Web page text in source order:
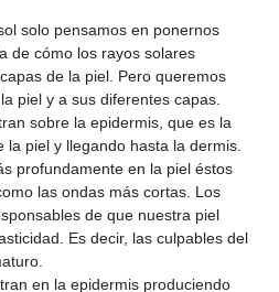
solo pensamos en ponernos
de cómo los rayos solares
de la piel. Pero queremos
piel y a sus diferentes capas.
sobre la epidermis, que es la
la piel y llegando hasta la dermis.
profundamente en la piel éstos
las ondas más cortas. Los
de que nuestra piel
Es decir, las culpables del
en la epidermis produciendo